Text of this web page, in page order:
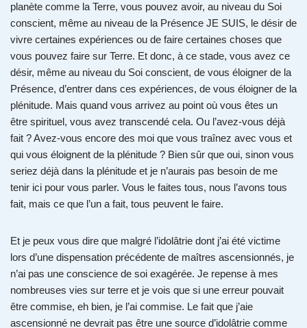
planète comme la Terre, vous pouvez avoir, au niveau du Soi
conscient, même au niveau de la Présence JE SUIS, le désir de
vivre certaines expériences ou de faire certaines choses que
vous pouvez faire sur Terre. Et donc, à ce stade, vous avez ce
désir, même au niveau du Soi conscient, de vous éloigner de la
Présence, d’entrer dans ces expériences, de vous éloigner de la
plénitude. Mais quand vous arrivez au point où vous êtes un
être spirituel, vous avez transcendé cela. Ou l’avez-vous déjà
fait ? Avez-vous encore des moi que vous traînez avec vous et
qui vous éloignent de la plénitude ? Bien sûr que oui, sinon vous
seriez déjà dans la plénitude et je n’aurais pas besoin de me
tenir ici pour vous parler. Vous le faites tous, nous l’avons tous
fait, mais ce que l’un a fait, tous peuvent le faire.
Et je peux vous dire que malgré l’idolâtrie dont j’ai été victime
lors d’une dispensation précédente de maîtres ascensionnés, je
n’ai pas une conscience de soi exagérée. Je repense à mes
nombreuses vies sur terre et je vois que si une erreur pouvait
être commise, eh bien, je l’ai commise. Le fait que j’aie
ascensionné ne devrait pas être une source d’idolâtrie comme